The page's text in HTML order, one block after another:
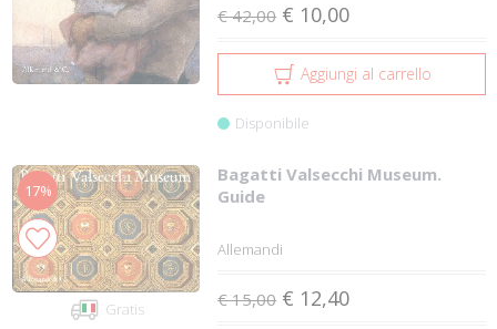
€ 42,00 € 10,00
Aggiungi al carrello
Disponibile
17%
Gratis
Bagatti Valsecchi Museum.
Guide
Allemandi
€ 15,00 € 12,40